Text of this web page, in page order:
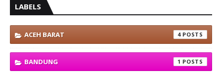
LABELS
ACEH BARAT 4
BANDUNG 1